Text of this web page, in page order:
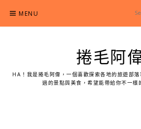
content
MENU
捲毛阿
HA！我是捲毛阿偉，一個喜歡探索各地的旅遊部
過的景點與美食，希望能帶給你不一樣